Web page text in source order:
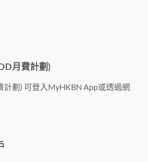
月費計劃)
劃) 可登入MyHKBN App或透過網